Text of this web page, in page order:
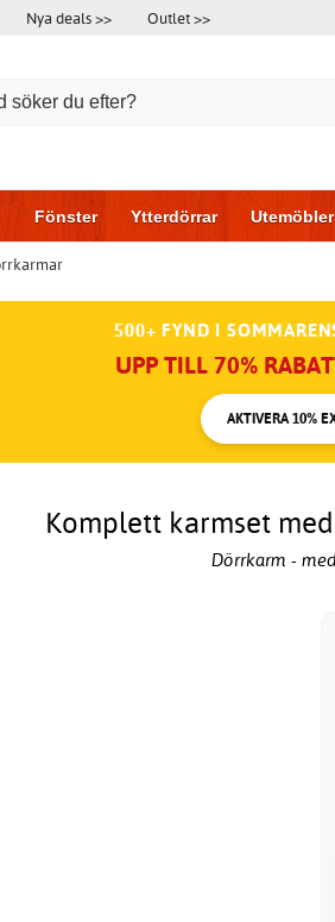
Nya deals >> Outlet >>
Fönster Ytterdörrar Utemöbler
Bil & garage
500+ FYND I
UPP TILL 70%
AKTIVERA 10%
Komplett karmset
Dörrkarm -